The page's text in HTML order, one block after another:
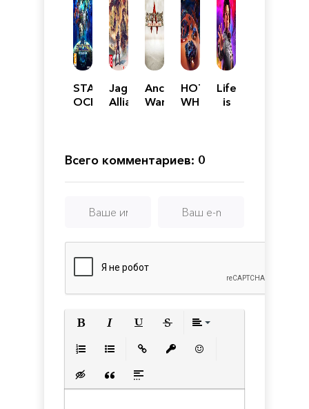
STAR
OCEAN
R
Jagged
Alliance
Ancient
Wars:
HOT
WHEELS
Life
is
Всего комментариев: 0
Вставка скрытого текста
Вставка цитаты
Вставка спойлера